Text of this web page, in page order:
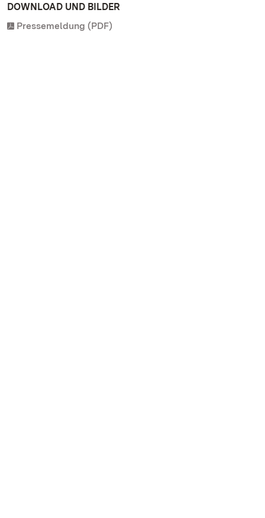
DOWNLOAD UND BILDER
Pressemeldung (PDF)